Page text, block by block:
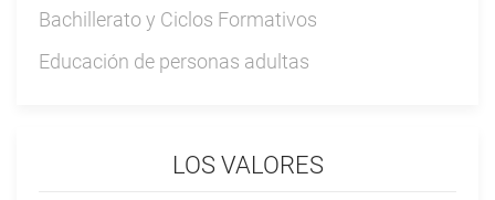
Bachillerato y Ciclos Formativos
Educación de personas adultas
LOS VALORES